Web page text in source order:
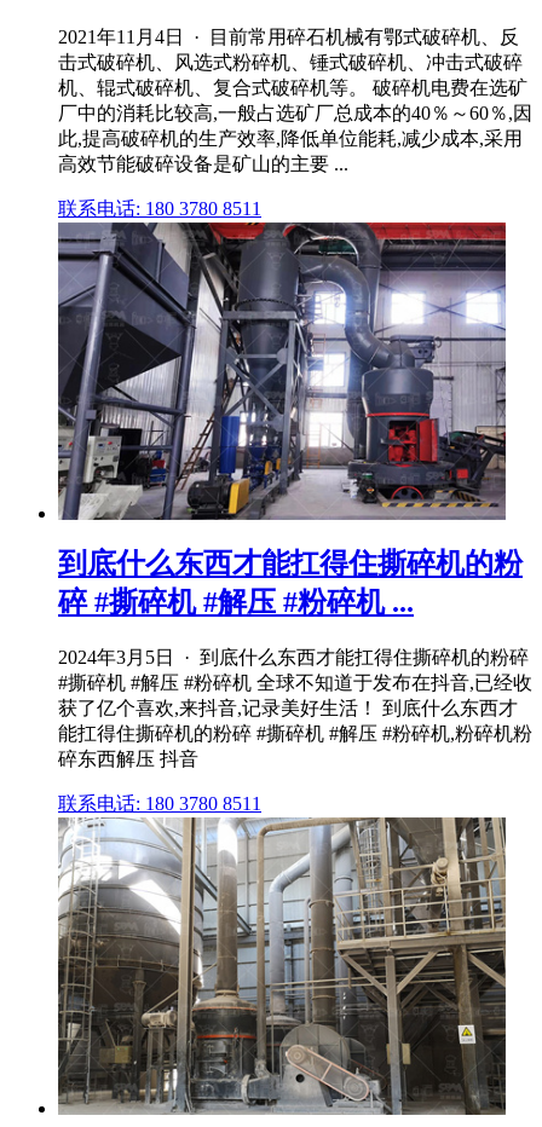
2021年11月4日 · 目前常用碎石机械有鄂式破碎机、反
击式破碎机、风选式粉碎机、锤式破碎机、冲击式破碎
机、辊式破碎机、复合式破碎机等。 破碎机电费在选矿
厂中的消耗比较高,一般占选矿厂总成本的40％～60％,因
此,提高破碎机的生产效率,降低单位能耗,减少成本,采用
高效节能破碎设备是矿山的主要 ...
联系电话: 180 3780 8511
到底什么东西才能扛得住撕碎机的粉
碎 #撕碎机 #解压 #粉碎机 ...
2024年3月5日 · 到底什么东西才能扛得住撕碎机的粉碎
#撕碎机 #解压 #粉碎机 全球不知道于发布在抖音,已经收
获了亿个喜欢,来抖音,记录美好生活！ 到底什么东西才
能扛得住撕碎机的粉碎 #撕碎机 #解压 #粉碎机,粉碎机粉
碎东西解压 抖音
联系电话: 180 3780 8511